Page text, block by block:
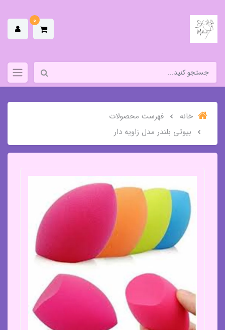
0
خانه
فهرست محصولات
بیوتی بلندر مدل زاویه دار